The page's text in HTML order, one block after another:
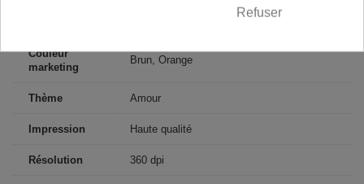
200x100 cm, 100x50 cm
Couleur
marketing
Brun, Orange
Thème Amour
Impression Haute qualité
Résolution 360 dpi
Refuser